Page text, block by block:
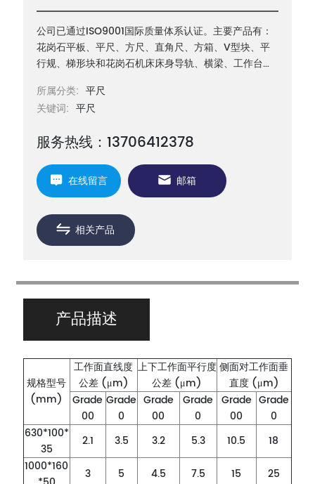
公司已通过ISO9001国际质量体系认证。主要产品有：
花岗石平板、平尺、方尺、直角尺、方箱、V型块、平
行规、梯形块和花岗石机床床身导轨、横梁、工作台等
所属分类: 平尺
关键词: 平尺
服务热线：13706412378
在线留言 邮箱
相关产品
产品描述
规格型号
(mm)
工作面直线度
公差 (μm)
上下工作面平行度
公差 (μm)
侧面对工作面垂
直度 (μm)
Grade
00
Grade
0
Grade
00
Grade
0
Grade
00
Grade
0
630*100*
35
2.1 3.5 3.2 5.3 10.5
18
1000*160
3 5 4.5 7.5 15
25